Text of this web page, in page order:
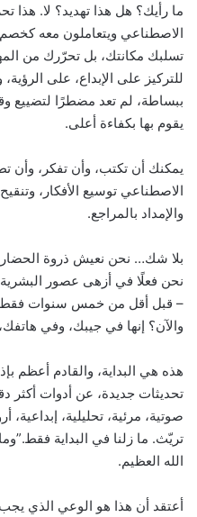
ما رأيك؟ هل هذا تهديد؟ لا. هذا
الاصطناعي ويتعاملون معه
تسلبك مكانتك، بل تحرّرك من
للتركيز على الإبداع، على
ببساطة، لم تعد مضطرًا لتضييع
يقوم بها بكفاءة أعلى.
يمكنك أن تكتب، وأن تفكر، وأن
الاصطناعي توسيع الأفكار،
والإمداد بالمراجع.
بلا شك… نحن نعيش ذروة
نحن فعلًا في أزهى عصور البشرية
– قبل أقل من خمس سنوات فقط
والآن؟ إنها في جيبك، وفي
هذه هي البداية، والقادم أعظم
تحديثات جديدة، عن أدوات أكثر
صوتية، مرئية، تحليلية،
تريّث. ما زلنا في البداية
الله العظيم.
أعتقد أن هذا هو الوعي الذي